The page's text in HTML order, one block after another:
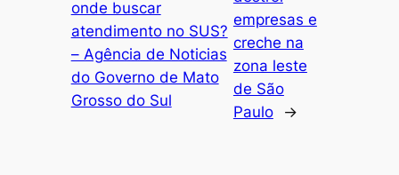
onde buscar
atendimento no SUS?
– Agência de Noticias
do Governo de Mato
Grosso do Sul
empresas e
creche na
zona leste
de São
Paulo
→